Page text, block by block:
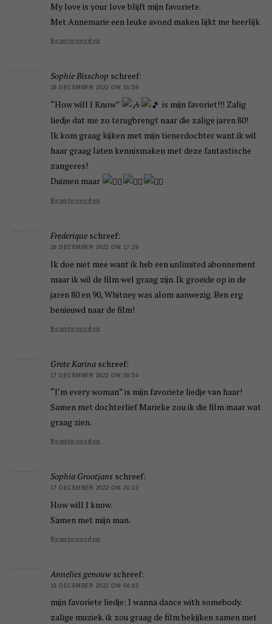
My love is your love blijft mijn favoriete.
Met Annemarie een leuke avond maken lijkt me heerlijk
Beantwoorden
Sophie Bisschop schreef:
16 DECEMBER 2022 OM 16:58
“How will I Know”
is mijn favoriet!!! Zalig
liedje dat me zo terugbrengt naar die zalige jaren 80!
Ik kom graag kijken met mijn tienerdochter want ik wil
haar graag laten kennismaken met deze fantastische
zangeres!
Duimen maar
Beantwoorden
Frederique schreef:
16 DECEMBER 2022 OM 17:29
Ik doe niet mee want ik heb een unlimited abonnement
maar ik wil de film wel graag zijn. Ik groeide op in de
jaren 80 en 90, Whitney was alom aanwezig. Ben erg
benieuwd naar de film!
Beantwoorden
Grete Karina schreef:
17 DECEMBER 2022 OM 09:54
“I’m every woman” is mijn favoriete liedje van haar!
Samen met dochterlief Marieke zou ik die film maar wat
graag zien.
Beantwoorden
Sophia Grootjans schreef:
17 DECEMBER 2022 OM 20:22
How will I know.
Samen met mijn man.
Beantwoorden
Annelies genouw schreef:
18 DECEMBER 2022 OM 04:43
mijn favoriete liedje: I wanna dance with somebody.
zalige muziek. ik zou graag de film bekijken samen met